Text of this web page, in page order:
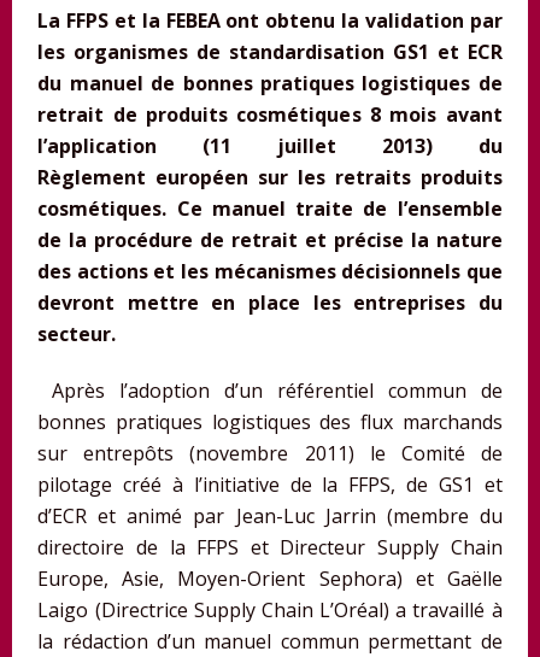
La FFPS et la FEBEA ont obtenu la validation par
les organismes de standardisation GS1 et ECR
du manuel de bonnes pratiques logistiques de
retrait de produits cosmétiques 8 mois avant
l’application (11 juillet 2013) du
Règlement européen sur les retraits produits
cosmétiques. Ce manuel traite de l’ensemble
de la procédure de retrait et précise la nature
des actions et les mécanismes décisionnels que
devront mettre en place les entreprises du
secteur.
Après l’adoption d’un référentiel commun de
bonnes pratiques logistiques des flux marchands
sur entrepôts (novembre 2011) le Comité de
pilotage créé à l’initiative de la FFPS, de GS1 et
d’ECR et animé par Jean-Luc Jarrin (membre du
directoire de la FFPS et Directeur Supply Chain
Europe, Asie, Moyen-Orient Sephora) et Gaëlle
Laigo (Directrice Supply Chain L’Oréal) a travaillé à
la rédaction d’un manuel commun permettant de